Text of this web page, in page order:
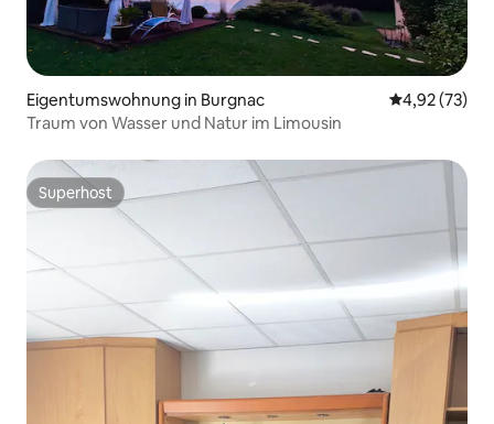
Eigentumswohnung in Burgnac
4,92 (73)
Traum von Wasser und Natur im Limousin
Superhost
Superhost